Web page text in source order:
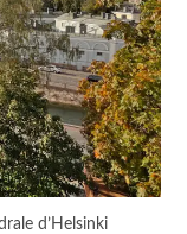
d’Helsinki